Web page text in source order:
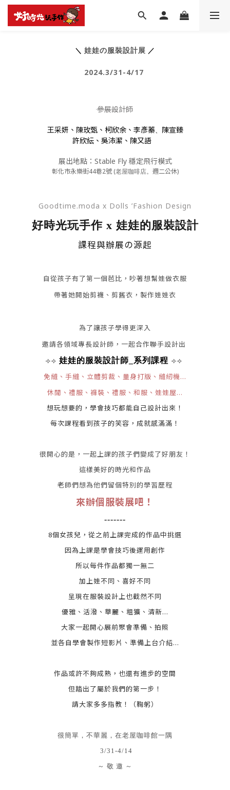
＼ 娃娃の服裝設計展 ／
2024.3/31-4/17
―――參展設計師
王采妍、陳玫甄、柯欣余、李彥蓁、 陳宣臻
許欣紜、吳沛潔、陳又語
展出地點：Stable Fly 穩定飛行模式
彰化市永樂街44巷2號 (老屋咖啡店。 週二公休)
Goodtime.moda x Dolls ’Fashion Design
好時光玩手作 x 娃娃的服裝設計
課程與辦展の源起
自從孩子有了第一個芭比，吵著想幫娃做衣服
帶著她開始剪襪、剪舊衣，製作娃娃衣
為了讓孩子學得更深入
邀請各領域專長設計師，一起合作聯手設計出
⟢⟢ 娃娃的服裝設計師_系列課程 ⟢⟢
免縫、手縫、立體剪裁、量身打版、縫紉機...
休閒、禮服、褲裝、禮服、和服、娃娃屋...
想玩想要的，學會技巧都能自己設計出來！
每次課程看到孩子的笑容，成就感滿滿！
很開心的是，一起上課的孩子們變成了好朋友！
這樣美好的時光和作品
老師們想為他們留個特別的學習歷程
來辦個服裝展吧！
-------
8個女孩兒，從之前上課完成的作品中挑選
因為上課是學會技巧後運用創作
所以每件作品都獨一無二
加上娃不同、喜好不同
呈現在服裝設計上也截然不同
優雅、活潑、華麗、粗獷、清新...
大家一起開心展前聚會準備、拍照
並各自學會製作短影片、準備上台介紹...
作品或許不夠成熟，也還有進步的空間
但踏出了屬於我們的第一步！
請大家多多指教！（鞠躬）
很簡單，不華麗，在老屋咖啡館一隅
3/31-4/14
～ 敬 邀 ～